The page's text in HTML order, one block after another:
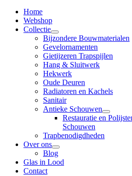
Home
Webshop
Collectie
Bijzondere Bouwmaterialen
Gevelornamenten
Gietijzeren Trapspijlen
Hang & Sluitwerk
Hekwerk
Oude Deuren
Radiatoren en Kachels
Sanitair
Antieke Schouwen
Restauratie en
Schouwen
Trapbenodigdheden
Over ons
Blog
Glas in Lood
Contact